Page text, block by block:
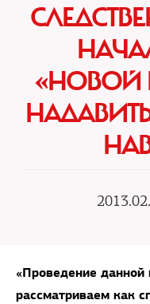
«НОВОЙ
«Проведение данной
рассматриваем как